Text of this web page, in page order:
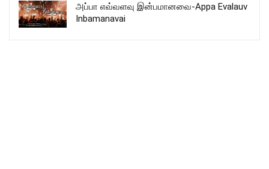
அப்பா எவ்வளவு இன்பமானவை-Appa Evalauv
Inbamanavai